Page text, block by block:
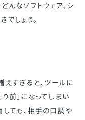
んなソフトウェア、シ
でしょう。
えすぎると、ツールに
前」になってしまい
ても、相手の口調や